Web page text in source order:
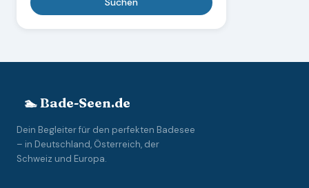
🏊 Bade-Seen.de
Dein Begleiter für den perfekten Badesee
– in Deutschland, Österreich, der
Schweiz und Europa.